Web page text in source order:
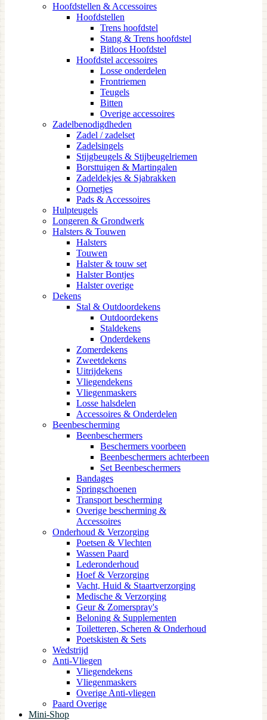
Hoofdstellen & Accessoires
Hoofdstellen
Trens hoofdstel
Stang & Trens hoofdstel
Bitloos Hoofdstel
Hoofdstel accessoires
Losse onderdelen
Frontriemen
Teugels
Bitten
Overige accessoires
Zadelbenodigdheden
Zadel / zadelset
Zadelsingels
Stijgbeugels & Stijbeugelriemen
Borsttuigen & Martingalen
Zadeldekjes & Sjabrakken
Oornetjes
Pads & Accessoires
Hulpteugels
Longeren & Grondwerk
Halsters & Touwen
Halsters
Touwen
Halster & touw set
Halster Bontjes
Halster overige
Dekens
Stal & Outdoordekens
Outdoordekens
Staldekens
Onderdekens
Zomerdekens
Zweetdekens
Uitrijdekens
Vliegendekens
Vliegenmaskers
Losse halsdelen
Accessoires & Onderdelen
Beenbescherming
Beenbeschermers
Beschermers voorbeen
Beenbeschermers achterbeen
Set Beenbeschermers
Bandages
Springschoenen
Transport bescherming
Overige bescherming &
Accessoires
Onderhoud & Verzorging
Poetsen & Vlechten
Wassen Paard
Lederonderhoud
Hoef & Verzorging
Vacht, Huid & Staartverzorging
Medische & Verzorging
Geur & Zomerspray's
Beloning & Supplementen
Toiletteren, Scheren & Onderhoud
Poetskisten & Sets
Wedstrijd
Anti-Vliegen
Vliegendekens
Vliegenmaskers
Overige Anti-vliegen
Paard Overige
Mini-Shop